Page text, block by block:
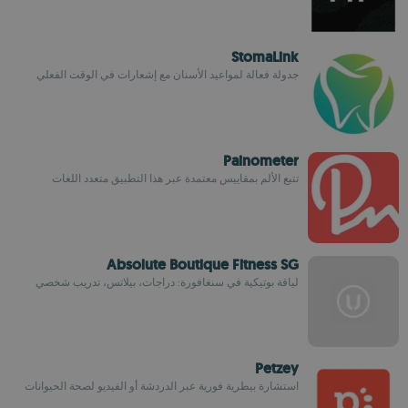
StomaLink
جدولة فعالة لمواعيد الأسنان مع إشعارات في الوقت الفعلي
Painometer
تتبع الألم بمقاييس معتمدة عبر هذا التطبيق متعدد اللغات
Absolute Boutique Fitness SG
لياقة بوتيكية في سنغافورة: دراجات، بيلاتس، تدريب شخصي
Petzey
استشارة بيطرية فورية عبر الدردشة أو الفيديو لصحة الحيوانات